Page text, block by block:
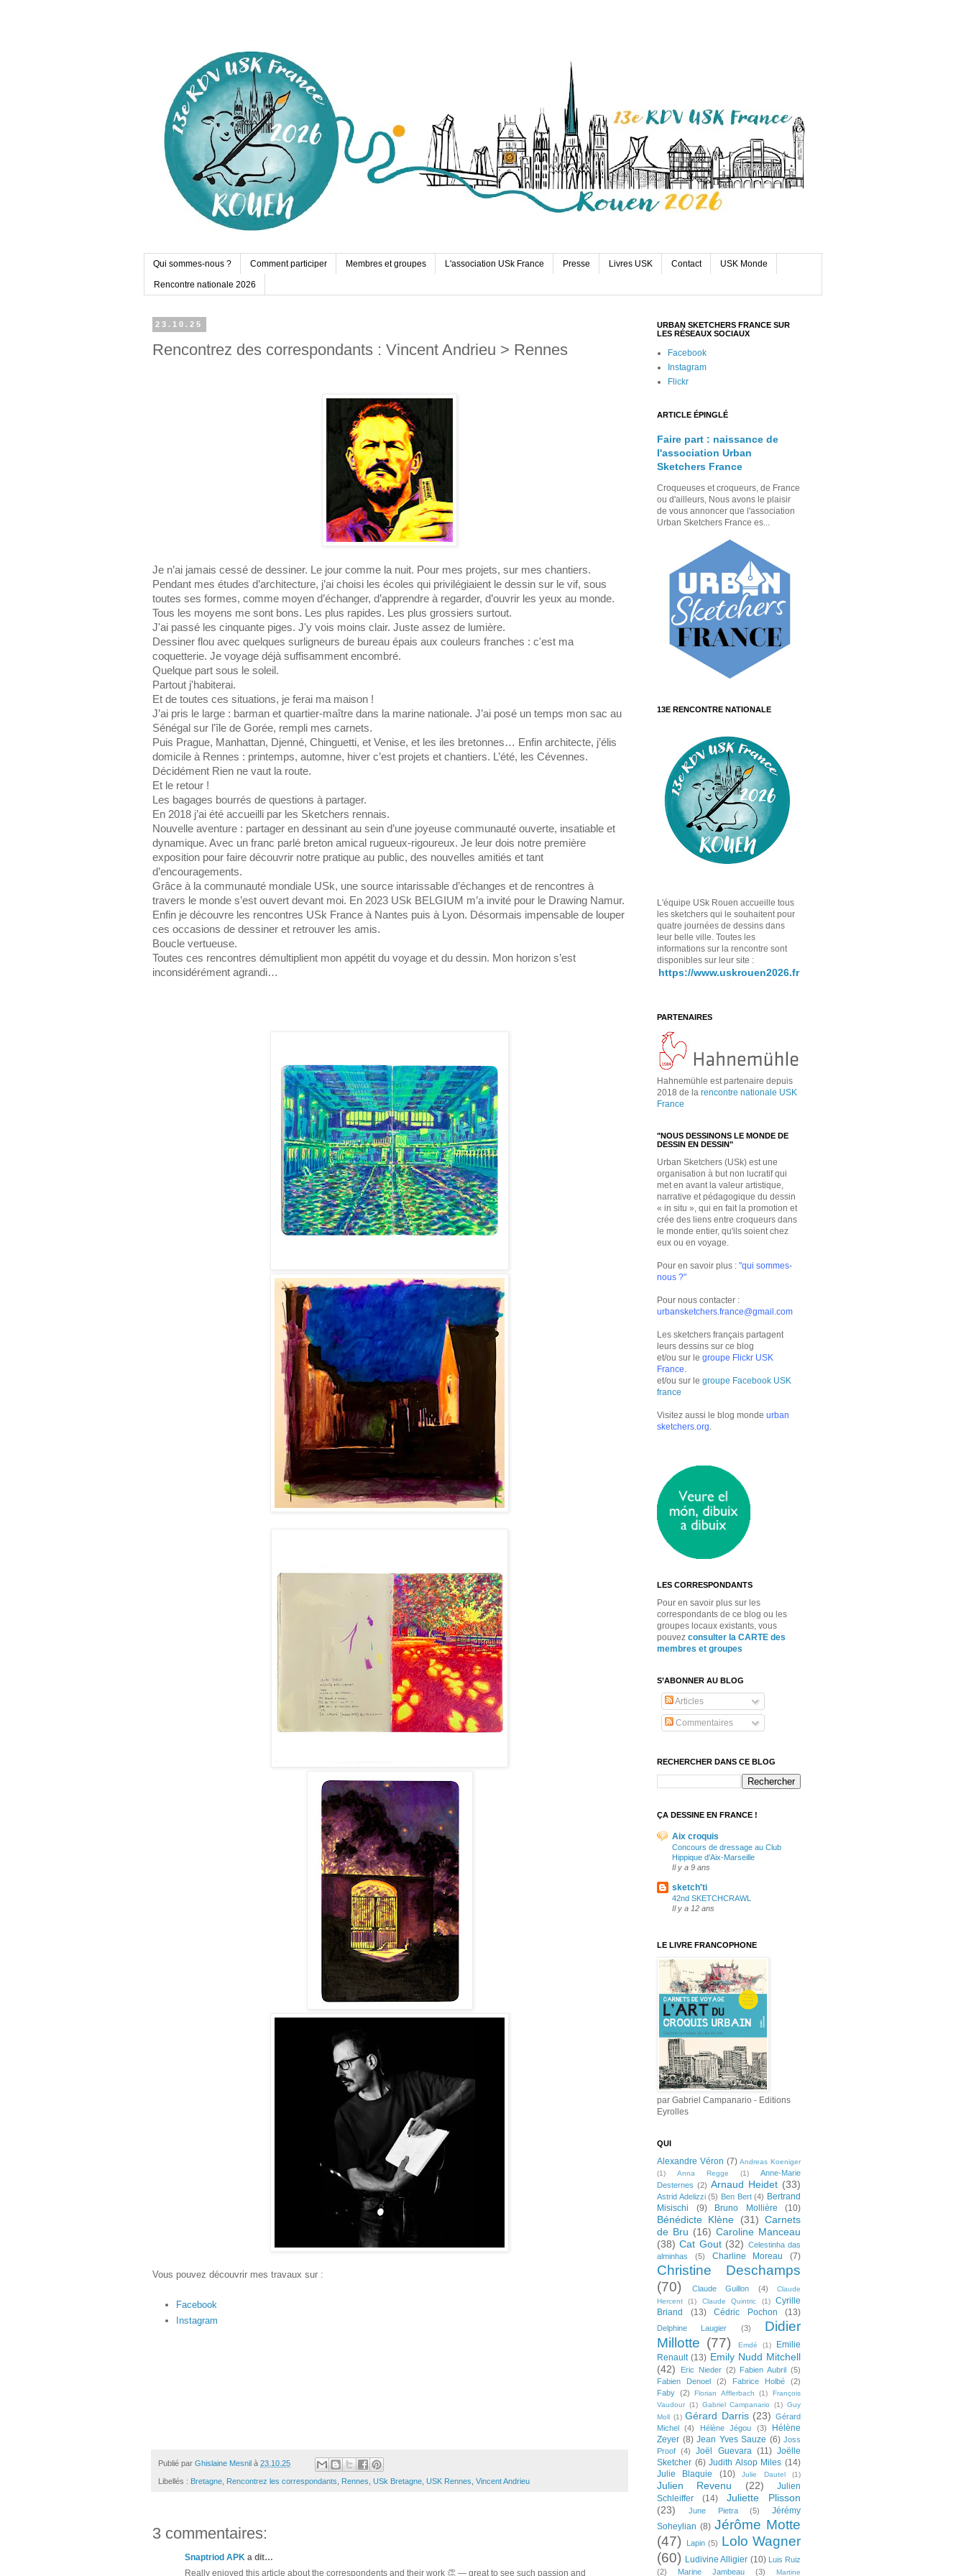
Qui sommes-nous ? Comment participer Membres et groupes L'association USk France Presse Livres USK Contact USK Monde
Rencontre nationale 2026
23.10.25
Rencontrez des correspondants : Vincent Andrieu > Rennes
Je n’ai jamais cessé de dessiner. Le jour comme la nuit. Pour mes projets, sur mes chantiers.
Pendant mes études d’architecture, j’ai choisi les écoles qui privilégiaient le dessin sur le vif, sous
toutes ses formes, comme moyen d’échanger, d’apprendre à regarder, d’ouvrir les yeux au monde.
Tous les moyens me sont bons. Les plus rapides. Les plus grossiers surtout.
J'ai passé les cinquante piges. J'y vois moins clair. Juste assez de lumière.
Dessiner flou avec quelques surligneurs de bureau épais aux couleurs franches : c'est ma
coquetterie. Je voyage déjà suffisamment encombré.
Quelque part sous le soleil.
Partout j'habiterai.
Et de toutes ces situations, je ferai ma maison !
J’ai pris le large : barman et quartier-maître dans la marine nationale. J’ai posé un temps mon sac au
Sénégal sur l'île de Gorée, rempli mes carnets.
Puis Prague, Manhattan, Djenné, Chinguetti, et Venise, et les iles bretonnes… Enfin architecte, j’élis
domicile à Rennes : printemps, automne, hiver c’est projets et chantiers. L’été, les Cévennes.
Décidément Rien ne vaut la route.
Et le retour !
Les bagages bourrés de questions à partager.
En 2018 j’ai été accueilli par les Sketchers rennais.
Nouvelle aventure : partager en dessinant au sein d’une joyeuse communauté ouverte, insatiable et
dynamique. Avec un franc parlé breton amical rugueux-rigoureux. Je leur dois notre première
exposition pour faire découvrir notre pratique au public, des nouvelles amitiés et tant
d’encouragements.
Grâce à la communauté mondiale USk, une source intarissable d’échanges et de rencontres à
travers le monde s’est ouvert devant moi. En 2023 USk BELGIUM m’a invité pour le Drawing Namur.
Enfin je découvre les rencontres USk France à Nantes puis à Lyon. Désormais impensable de louper
ces occasions de dessiner et retrouver les amis.
Boucle vertueuse.
Toutes ces rencontres démultiplient mon appétit du voyage et du dessin. Mon horizon s’est
inconsidérément agrandi…
Vous pouvez découvrir mes travaux sur :
Facebook
Instagram
Publié par Ghislaine Mesnil à 23.10.25
Libellés : Bretagne Rencontrez les correspondants Rennes USk Bretagne USK Rennes Vincent Andrieu
3 commentaires:
Snaptriod APK a dit…
Really enjoyed this article about the correspondents and their work 👏 — great to see such passion and
URBAN SKETCHERS FRANCE SUR
LES RÉSEAUX SOCIAUX
Facebook
Instagram
Flickr
ARTICLE ÉPINGLÉ
Faire part : naissance de
l'association Urban
Sketchers France
Croqueuses et croqueurs, de France
ou d'ailleurs, Nous avons le plaisir
de vous annoncer que l'association
Urban Sketchers France es...
13E RENCONTRE NATIONALE
L'équipe USk Rouen accueille tous
les sketchers qui le souhaitent pour
quatre journées de dessins dans
leur belle ville. Toutes les
informations sur la rencontre sont
disponibles sur leur site :
https://www.uskrouen2026.fr
PARTENAIRES
Hahnemühle est partenaire depuis
2018 de la rencontre nationale USK
France
"NOUS DESSINONS LE MONDE DE
DESSIN EN DESSIN"
Urban Sketchers (USk) est une
organisation à but non lucratif qui
met en avant la valeur artistique,
narrative et pédagogique du dessin
« in situ », qui en fait la promotion et
crée des liens entre croqueurs dans
le monde entier, qu'ils soient chez
eux ou en voyage.
Pour en savoir plus : "qui sommes-
nous ?"
Pour nous contacter :
urbansketchers.france@gmail.com
Les sketchers français partagent
leurs dessins sur ce blog
et/ou sur le groupe Flickr USK
France
et/ou sur le groupe Facebook USK
france
Visitez aussi le blog monde urban
sketchers.org
LES CORRESPONDANTS
Pour en savoir plus sur les
correspondants de ce blog ou les
groupes locaux existants, vous
pouvez consulter la CARTE des
membres et groupes
S’ABONNER AU BLOG
Articles
Commentaires
RECHERCHER DANS CE BLOG
ÇA DESSINE EN FRANCE !
Aix croquis
Concours de dressage au Club
Hippique d'Aix-Marseille
Il y a 9 ans
sketch'ti
42nd SKETCHCRAWL
Il y a 12 ans
LE LIVRE FRANCOPHONE
par Gabriel Campanario - Editions
Eyrolles
QUI
Alexandre Véron (7) Andreas Koeniger
(1)
Anna Regge (1)
Anne-Marie
Desternes (2) Arnaud Heidet (33)
Astrid Adelizzi (5) Ben Bert (4) Bertrand
Misischi
(9) Bruno Mollière (10)
Bénédicte Klène (31) Carnets
de Bru (16) Caroline Manceau
(38) Cat Gout (32) Celestinha das
alminhas
(5) Charline Moreau (7)
Christine Deschamps
(70)
Claude Guillon (4)
Claude
Hercent
(1) Claude Quintric (1)
Cyrille
Briand
(13) Cédric Pochon (13)
Delphine Laugier (3)
Didier
Millotte (77) Emdé (1)
Emilie
Renault (13) Emily Nudd Mitchell
(42)
Eric Nieder (2) Fabien Aubril (5)
Fabien Denoel
(2) Fabrice Holbé
(2)
Faby (2) Florian Afflerbach (1)
François
Vaudour (1) Gabriel Campanario (1) Guy
Moll (1) Gérard Darris (23) Gérard
Michel
(4) Hélène Jégou (3)
Hélène
Zeyer (8) Jean Yves Sauze (6) Joss
Proof
(4) Joël Guevara (11) Joëlle
Sketcher (6) Judith Alsop Miles (14)
Julie Blaquie
(10) Julie Dautel (1)
Julien Revenu (22)
Julien
Schleiffer
(14)
Juliette Plisson
(23)
June Pietra (5)
Jérémy
Soheylian (8) Jérôme Motte
(47)
Lapin (5) Lolo Wagner
(60) Ludivine Alligier (10) Luis Ruiz
(2)
Marine Jambeau (3) Martine